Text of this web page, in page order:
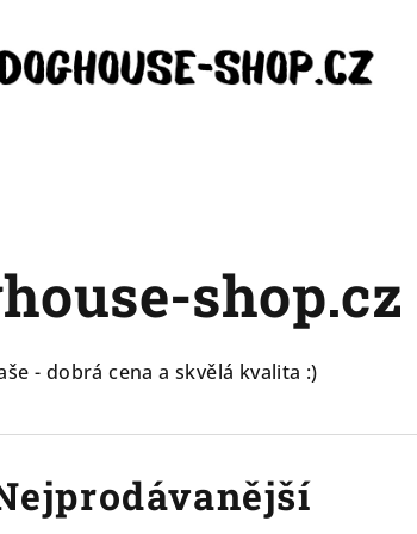
shop.cz
- dobrá cena a skvělá kvalita :)